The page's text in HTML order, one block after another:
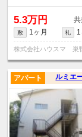
5.3万円
敷 1ヶ月 礼 1
株式会社ハウスマ 巣
ルミエ
アパート